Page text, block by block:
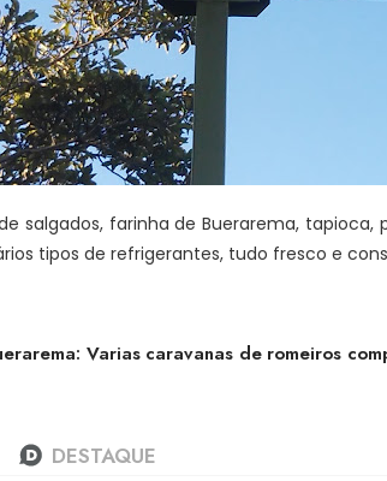
salgados, farinha de Buerarema, tapioca,
tipos de refrigerantes, tudo fresco e
Varias caravanas de romeiros